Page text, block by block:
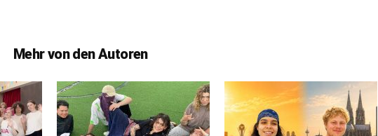
Mehr von den Autoren